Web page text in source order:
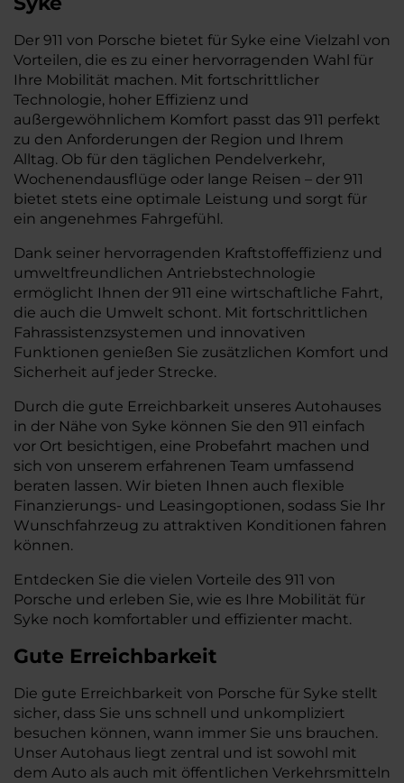
Der 911 von Porsche bietet für Syke eine Vielzahl von
Vorteilen, die es zu einer hervorragenden Wahl für
Ihre Mobilität machen. Mit fortschrittlicher
Technologie, hoher Effizienz und
außergewöhnlichem Komfort passt das 911 perfekt
zu den Anforderungen der Region und Ihrem
Alltag. Ob für den täglichen Pendelverkehr,
Wochenendausflüge oder lange Reisen – der 911
bietet stets eine optimale Leistung und sorgt für
ein angenehmes Fahrgefühl.
Dank seiner hervorragenden Kraftstoffeffizienz und
umweltfreundlichen Antriebstechnologie
ermöglicht Ihnen der 911 eine wirtschaftliche Fahrt,
die auch die Umwelt schont. Mit fortschrittlichen
Fahrassistenzsystemen und innovativen
Funktionen genießen Sie zusätzlichen Komfort und
Sicherheit auf jeder Strecke.
Durch die gute Erreichbarkeit unseres Autohauses
in der Nähe von Syke können Sie den 911 einfach
vor Ort besichtigen, eine Probefahrt machen und
sich von unserem erfahrenen Team umfassend
beraten lassen. Wir bieten Ihnen auch flexible
Finanzierungs- und Leasingoptionen, sodass Sie Ihr
Wunschfahrzeug zu attraktiven Konditionen fahren
können.
Entdecken Sie die vielen Vorteile des 911 von
Porsche und erleben Sie, wie es Ihre Mobilität für
Syke noch komfortabler und effizienter macht.
Gute Erreichbarkeit
Die gute Erreichbarkeit von Porsche für Syke stellt
sicher, dass Sie uns schnell und unkompliziert
besuchen können, wann immer Sie uns brauchen.
Unser Autohaus liegt zentral und ist sowohl mit
dem Auto als auch mit öffentlichen Verkehrsmitteln